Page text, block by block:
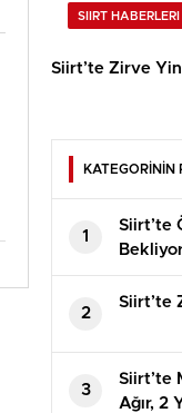
SIIRT HABERLERI
Siirt’te Zirve
KATEGORİNİN
1
Siirt’te
2
Siirt’te
3
Siirt’te
Ağır, 2